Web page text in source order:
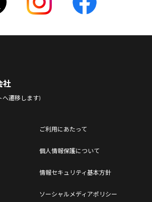
社
へ遷移します)
ご利用にあたって
個人情報保護について
情報セキュリティ基本方針
ソーシャルメディアポリシー